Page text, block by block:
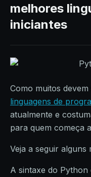
melhores
iniciantes
Como muitos devem
linguagens de
atualmente e
para quem começa
Veja a seguir alguns
A sintaxe do